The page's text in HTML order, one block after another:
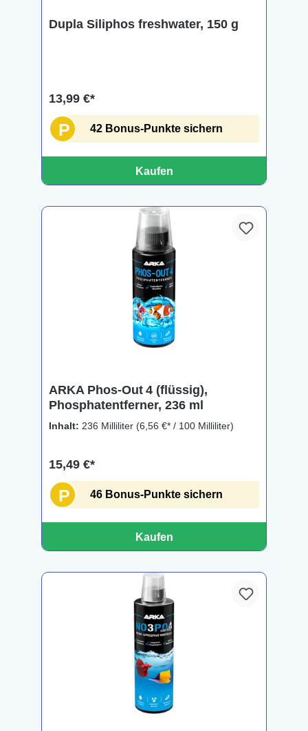
Dupla Siliphos freshwater, 150 g
13,99 €*
P 42 Bonus-Punkte sichern
Kaufen
ARKA Phos‑Out 4 (flüssig),
Phosphatentferner, 236 ml
Inhalt: 236 Milliliter (6,56 €* / 100 Milliliter)
15,49 €*
P 46 Bonus-Punkte sichern
Kaufen